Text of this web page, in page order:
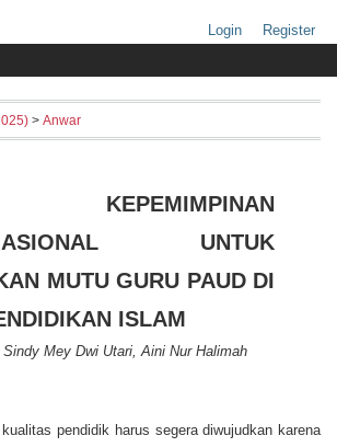
Login Register
> Anwar
KEPEMIMPINAN
UNTUK
MUTU GURU PAUD DI
ISLAM
Mey Dwi Utari, Aini Nur Halimah
pendidik harus segera diwujudkan karena